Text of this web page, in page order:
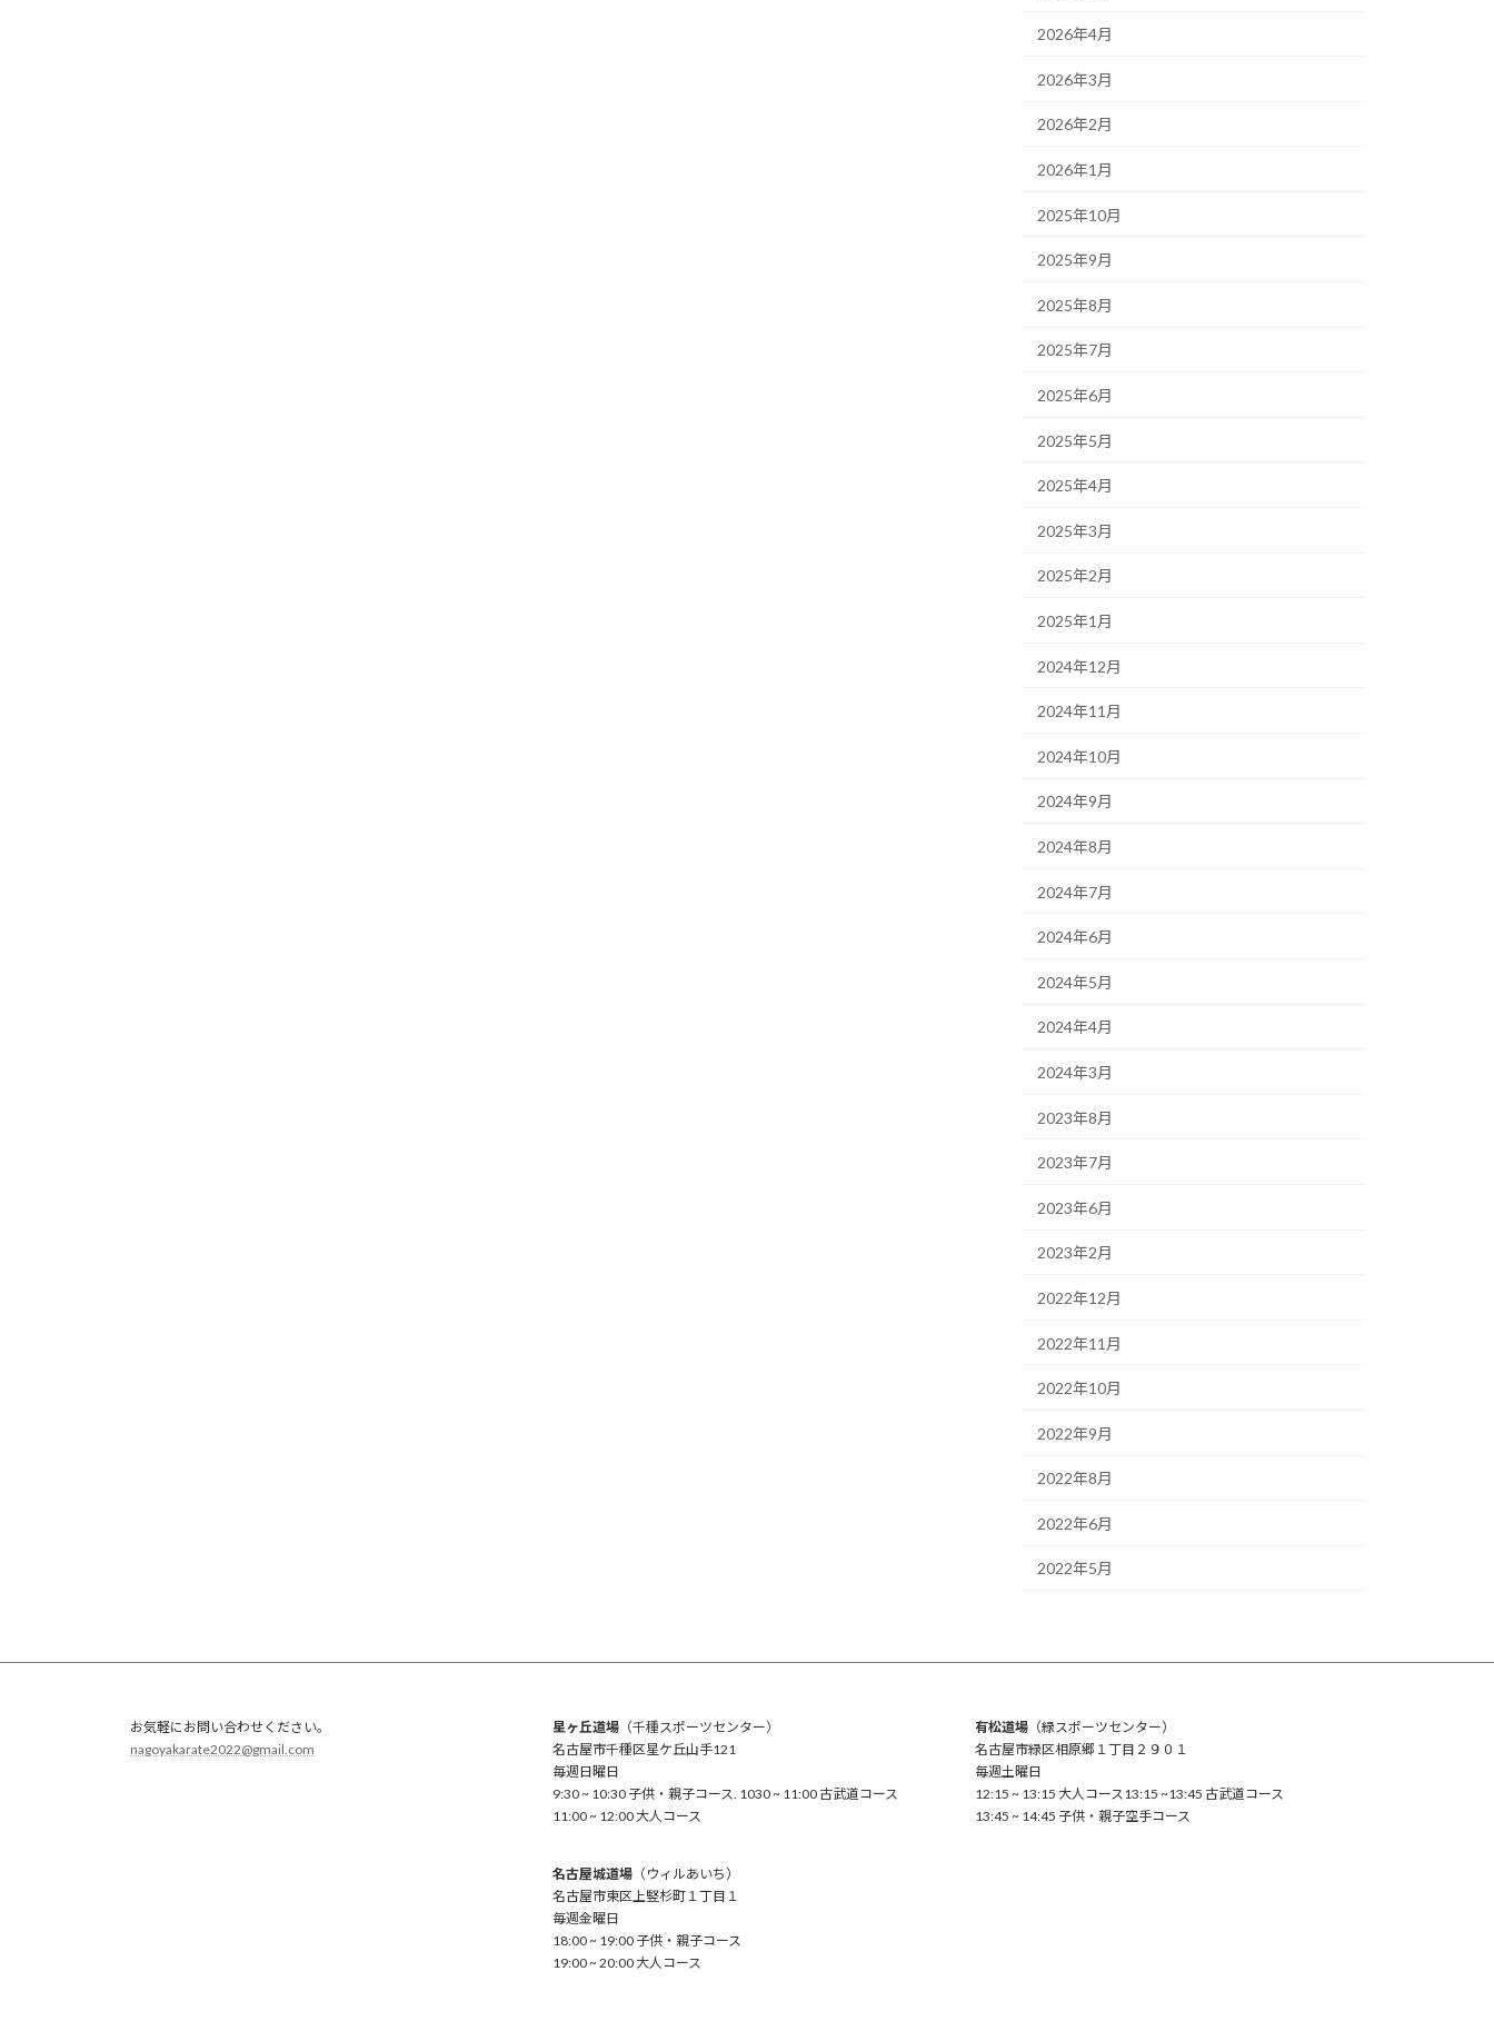
2026年4月
2026年3月
2026年2月
2026年1月
2025年10月
2025年9月
2025年8月
2025年7月
2025年6月
2025年5月
2025年4月
2025年3月
2025年2月
2025年1月
2024年12月
2024年11月
2024年10月
2024年9月
2024年8月
2024年7月
2024年6月
2024年5月
2024年4月
2024年3月
2023年8月
2023年7月
2023年6月
2023年2月
2022年12月
2022年11月
2022年10月
2022年9月
2022年8月
2022年6月
2022年5月
お気軽にお問い合わせください。
nagoyakarate2022@gmail.com
星ヶ丘道場（千種スポーツセンター）
名古屋市千種区星ケ丘山手121
毎週日曜日
9:30 ~ 10:30 子供・親子コース. 1030 ~ 11:00 古武道コース
11:00 ~ 12:00 大人コース
名古屋城道場（ウィルあいち）
名古屋市東区上竪杉町１丁目１
毎週金曜日
18:00 ~ 19:00 子供・親子コース
19:00 ~ 20:00 大人コース
有松道場（緑スポーツセンター）
名古屋市緑区相原郷１丁目２９０１
毎週土曜日
12:15 ~ 13:15 大人コース13:15 ~13:45 古武道コース
13:45 ~ 14:45 子供・親子空手コース